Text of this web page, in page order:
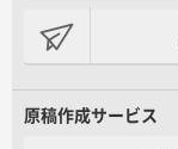
原稿作成サービス